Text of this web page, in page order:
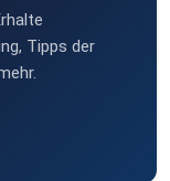
Tipps der